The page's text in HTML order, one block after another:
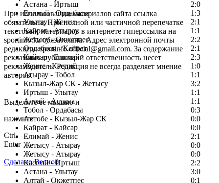
Астана - Иртыш
2:0
Елимай - Ордабасы
1:3
Улытау - Женис
2:1
Кайрат - Атырау
1:1
Жетысу - Окжетпес
2:2
Ордабасы - Кайрат
2:1
Кайсар - Елимай
2:3
Женис - Каспий
1:0
Атырау - Тобол
1:1
Кызыл-Жар СК - Жетысу
3:2
Иртыш - Улытау
1:1
Алтай - Астана
1:1
Тобол - Ордабасы
0:3
Актобе - Кызыл-Жар СК
0:0
Кайрат - Кайсар
0:0
Елимай - Женис
2:1
Жетысу - Атырау
0:0
Жетысу - Атырау
0:0
Каспий - Иртыш
2:2
Астана - Улытау
3:0
Алтай - Окжетпес
0:1
При использовании материалов сайта ссылка
обязательна. При полной или частичной перепечатке
текстовых материалов в интернете гиперссылка на
sportinfo.kz обязательна. Адрес электронной почты
редакции: sportinfo.official@gmail.com. За содержание
рекламных публикаций ответственность несет
рекламодатель. Редакция не всегда разделяет мнение
авторов.
Заметили ошибку в тексте?
Выделите ее мышью и
нажмите
Ctrl
Enter
Сделано Весной